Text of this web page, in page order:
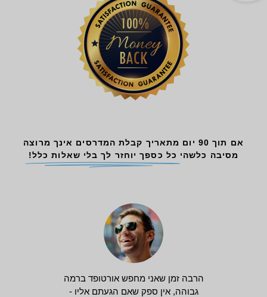
אם תוך 90 יום מתאריך קבלת המדרסים אינך מרוצה
מסיבה כלשהי כל כספך יוחזר לך בלי שאלות כלל!
הרבה זמן שאני מחפש אורטופד ברמה
גבוהה, אין ספק שאם הגעתם אליו -